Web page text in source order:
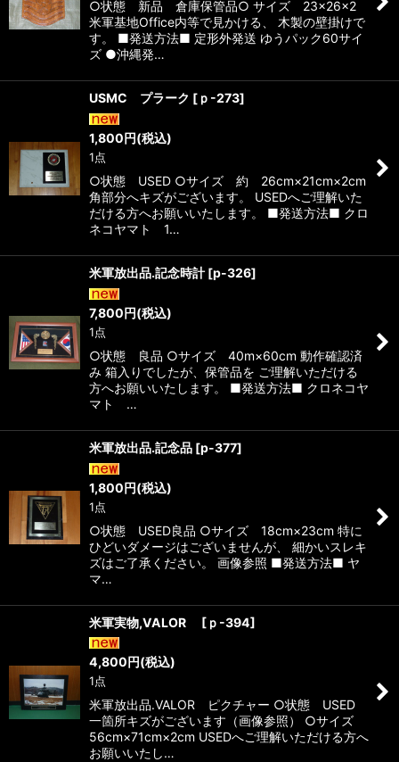
○状態 新品 倉庫保管品○ サイズ 23×26×2
米軍基地Office内等で見かける、 木製の壁掛けで
す。 ■発送方法■ 定形外発送 ゆうパック60サイ
ズ ●沖縄発…
USMC プラーク [ ｐ-273]
1,800円(税込)
1点
○状態 USED ○サイズ 約 26cm×21cm×2cm
角部分へキズがございます。 USEDへご理解いた
だける方へお願いいたします。 ■発送方法■ クロ
ネコヤマト 1…
米軍放出品.記念時計 [p-326]
7,800円(税込)
1点
○状態 良品 ○サイズ 40m×60cm 動作確認済
み 箱入りでしたが、保管品を ご理解いただける
方へお願いいたします。 ■発送方法■ クロネコヤ
マト …
米軍放出品.記念品 [p-377]
1,800円(税込)
1点
○状態 USED良品 ○サイズ 18cm×23cm 特に
ひどいダメージはございませんが、 細かいスレキ
ズはご了承ください。 画像参照 ■発送方法■ ヤ
マ…
米軍実物,VALOR [ ｐ-394]
4,800円(税込)
1点
米軍放出品.VALOR ピクチャー ○状態 USED
一箇所キズがございます（画像参照） ○サイズ
56cm×71cm×2cm USEDへご理解いただける方へ
お願いいたし…